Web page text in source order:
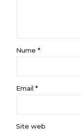
Nume *
Email *
Site web